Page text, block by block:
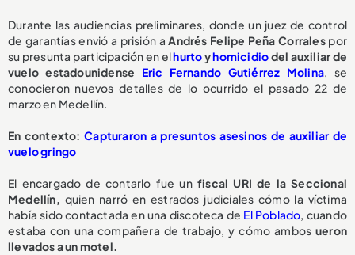
Durante las audiencias preliminares, donde un juez de control
de garantías envió a prisión aAndrés Felipe Peña Corralespor
su presunta participación en elhurtoyhomicidiodel auxiliar de
vuelo estadounidense Eric Fernando Gutiérrez Molina, se
conocieron nuevos detalles de lo ocurrido el pasado 22 de
marzo en Medellín.
En contexto: Capturaron a presuntos asesinos de auxiliar de
vuelo gringo
El encargado de contarlo fue unfiscal URI de la Seccional
Medellín, quien narró en estrados judiciales cómo la víctima
había sido contactada en una discoteca de El Poblado, cuando
estaba con una compañera de trabajo, y cómo ambos ueron
llevados a un motel.